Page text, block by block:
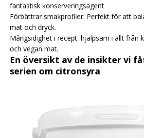
fantastisk konserveringsagent
Förbättrar smakprofiler: Perfekt för att
mat och dryck.
Mångsidighet i recept: hjälpsam i allt från
och vegan mat.
En översikt av de insikter vi
serien om citronsyra